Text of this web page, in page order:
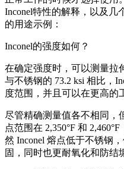
Inconel特性的解释，以及几
的用途示例：
Inconel的强度如何？
在确定强度时，可以测量拉
与不锈钢的 73.2 ksi 相比，
度范围，并且可以在更高的
尽管精确测量值各不相同，
点范围在 2,350°F 和
然 Inconel 熔点低于不锈钢
固，同时也更耐氧化和防结